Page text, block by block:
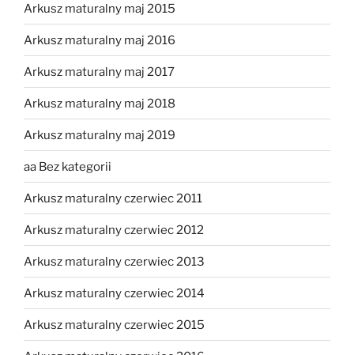
Arkusz maturalny maj 2015
Arkusz maturalny maj 2016
Arkusz maturalny maj 2017
Arkusz maturalny maj 2018
Arkusz maturalny maj 2019
aa Bez kategorii
Arkusz maturalny czerwiec 2011
Arkusz maturalny czerwiec 2012
Arkusz maturalny czerwiec 2013
Arkusz maturalny czerwiec 2014
Arkusz maturalny czerwiec 2015